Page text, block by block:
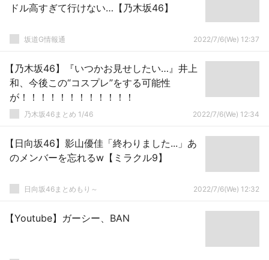
ドル高すぎて行けない…【乃木坂46】
坂道G情報通 2022/7/6(We) 12:37
【乃木坂46】『いつかお見せしたい…』井上
和、今後この“コスプレ”をする可能性
が！！！！！！！！！！！！
乃木坂46まとめ 1/46 2022/7/6(We) 12:34
【日向坂46】影山優佳「終わりました...」あ
のメンバーを忘れるw【ミラクル9】
日向坂46まとめもり～ 2022/7/6(We) 12:32
【Youtube】ガーシー、BAN